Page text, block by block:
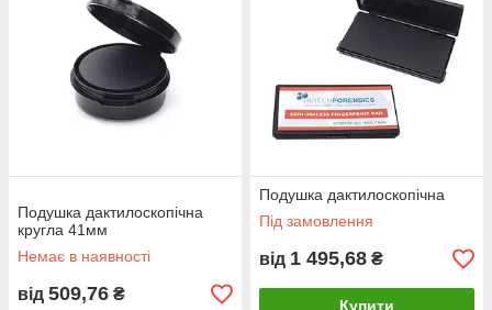
Подушка дактилоскопічна
кругла 41мм
Немає в наявності
від 509,76 ₴
Подушка дактилоскопічна
Під замовлення
від 1 495,68 ₴
Купити